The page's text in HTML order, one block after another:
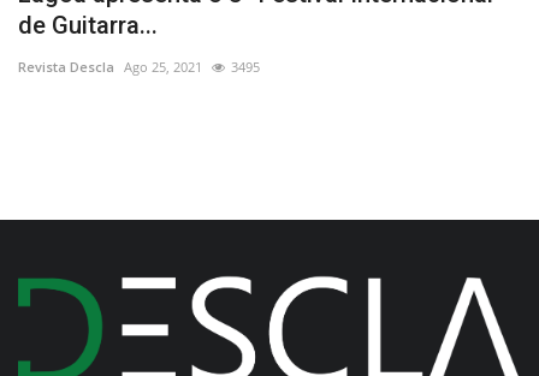
de Guitarra...
Revista Descla Ago 25, 2021 3495